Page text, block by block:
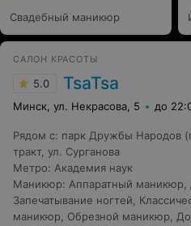
Свадебный маникюр
САЛОН КРАСОТЫ
5.0 TsaTsa
Минск, ул. Некрасова, 5 до
Рядом с: парк Дружбы Народов
тракт, ул. Сурганова
Метро: Академия наук
Маникюр: Аппаратный маникюр
Запечатывание ногтей
маникюр
Обрезной маникюр